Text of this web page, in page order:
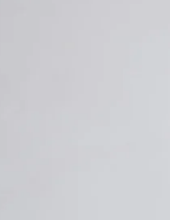
Martins